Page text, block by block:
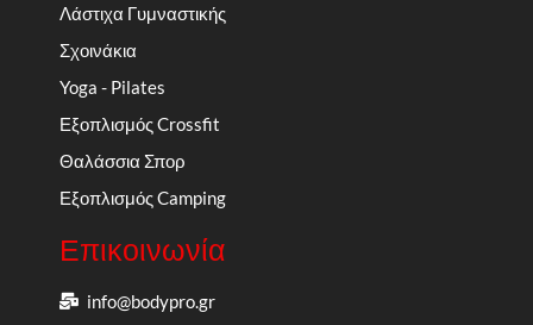
Λάστιχα Γυμναστικής
Σχοινάκια
Yoga - Pilates
Εξοπλισμός Crossfit
Θαλάσσια Σπορ
Εξοπλισμός Camping
Επικοινωνία
info@bodypro.gr